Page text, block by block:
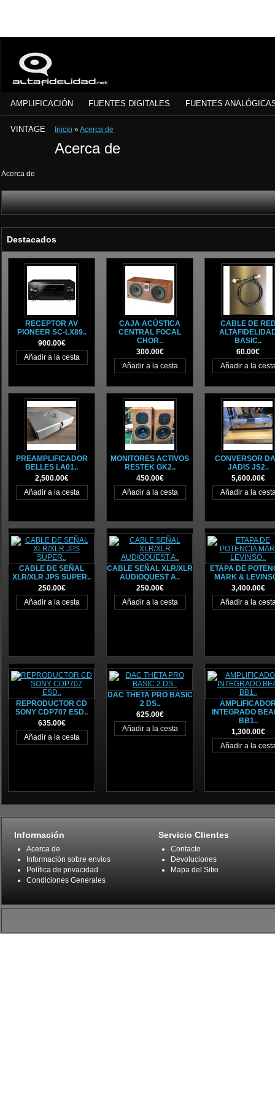
AMPLIFICACIÓN FUENTES DIGITALES FUENTES
VINTAGE Inicio »Acerca de
Acerca de
Acerca de
Destacados
RECEPTOR AV
PIONEER SC-LX89..
900.00€
CAJA ACÚSTICA
CENTRAL FOCAL
CHOR..
300.00€
CABLE DE
BASIC..
60.00€
PREAMPLIFICADOR
BELLES LA01..
2,500.00€
MONITORES ACTIVOS
RESTEK GK2..
450.00€
CONVERSOR
JADIS JS2..
5,600.00€
CABLE DE SEÑAL
XLR/XLR JPS SUPER..
250.00€
CABLE SEÑAL XLR/XLR
AUDIOQUEST A..
250.00€
ETAPA DE
MARK &
3,400.00€
REPRODUCTOR CD
SONY CDP707 ESD..
635.00€
DAC THETA PRO BASIC
2 DS..
625.00€
INTEGRADO
BB1..
1,300.00€
Información
Acerca de
Información sobre envíos
Política de privacidad
Condiciones Generales
Servicio Clientes
Contacto
Devoluciones
Mapa del Sitio